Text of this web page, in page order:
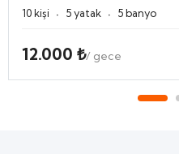
10 kişi · 5 yatak · 5 banyo
12.000 ₺/ gece